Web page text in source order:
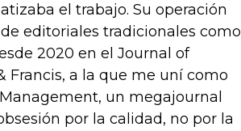
el trabajo. Su operación
editoriales tradicionales como
2020 en el Journal of
Francis, a la que me uní como
un megajournal
por la calidad, no por la